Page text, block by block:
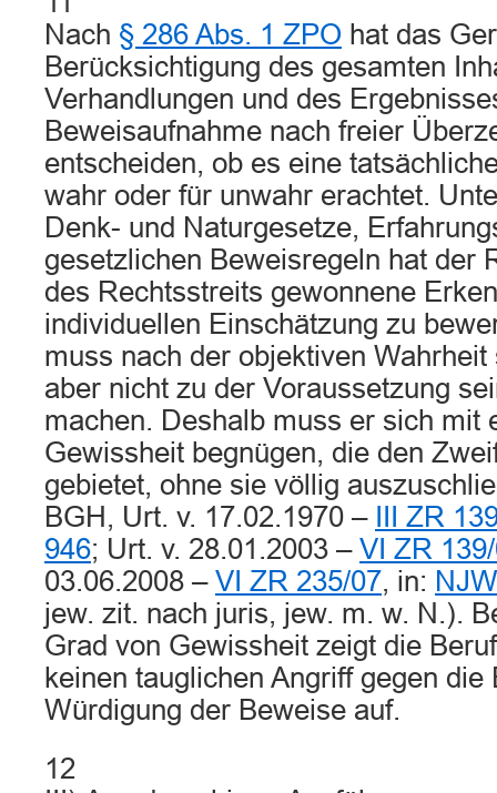
Nach § 286 Abs. 1 ZPO hat das
Berücksichtigung des gesamten
Verhandlungen und des
Beweisaufnahme nach freier
entscheiden, ob es eine
wahr oder für unwahr erachtet.
Denk- und Naturgesetze,
gesetzlichen Beweisregeln hat der
des Rechtsstreits gewonnene
individuellen Einschätzung zu
muss nach der objektiven
aber nicht zu der Voraussetzung
machen. Deshalb muss er sich mit
Gewissheit begnügen, die den
gebietet, ohne sie völlig
BGH, Urt. v. 17.02.1970 –
III ZR
946; Urt. v. 28.01.2003 – VI ZR
03.06.2008 – VI ZR 235/07, in:
jew. zit. nach juris, jew. m. w. N.).
Grad von Gewissheit zeigt die
keinen tauglichen Angriff gegen die
Würdigung der Beweise auf.
12